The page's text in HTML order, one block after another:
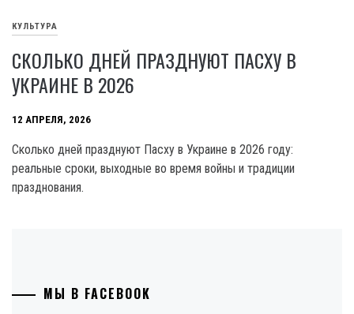
КУЛЬТУРА
СКОЛЬКО ДНЕЙ ПРАЗДНУЮТ ПАСХУ В
УКРАИНЕ В 2026
12 АПРЕЛЯ, 2026
Сколько дней празднуют Пасху в Украине в 2026 году:
реальные сроки, выходные во время войны и традиции
празднования.
МЫ В FACEBOOK